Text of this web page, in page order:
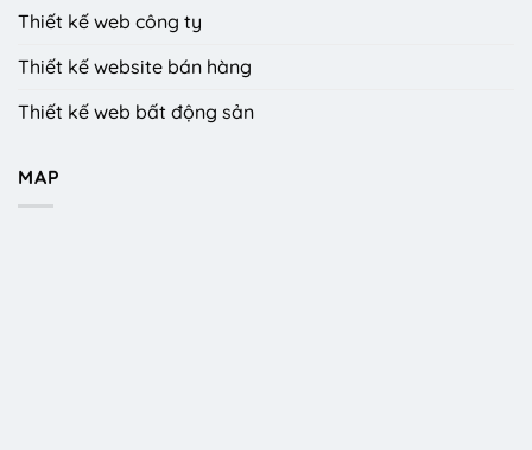
Thiết kế web công ty
Thiết kế website bán hàng
Thiết kế web bất động sản
MAP